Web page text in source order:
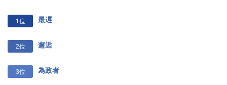
1位 最遅
2位 邂逅
3位 為政者